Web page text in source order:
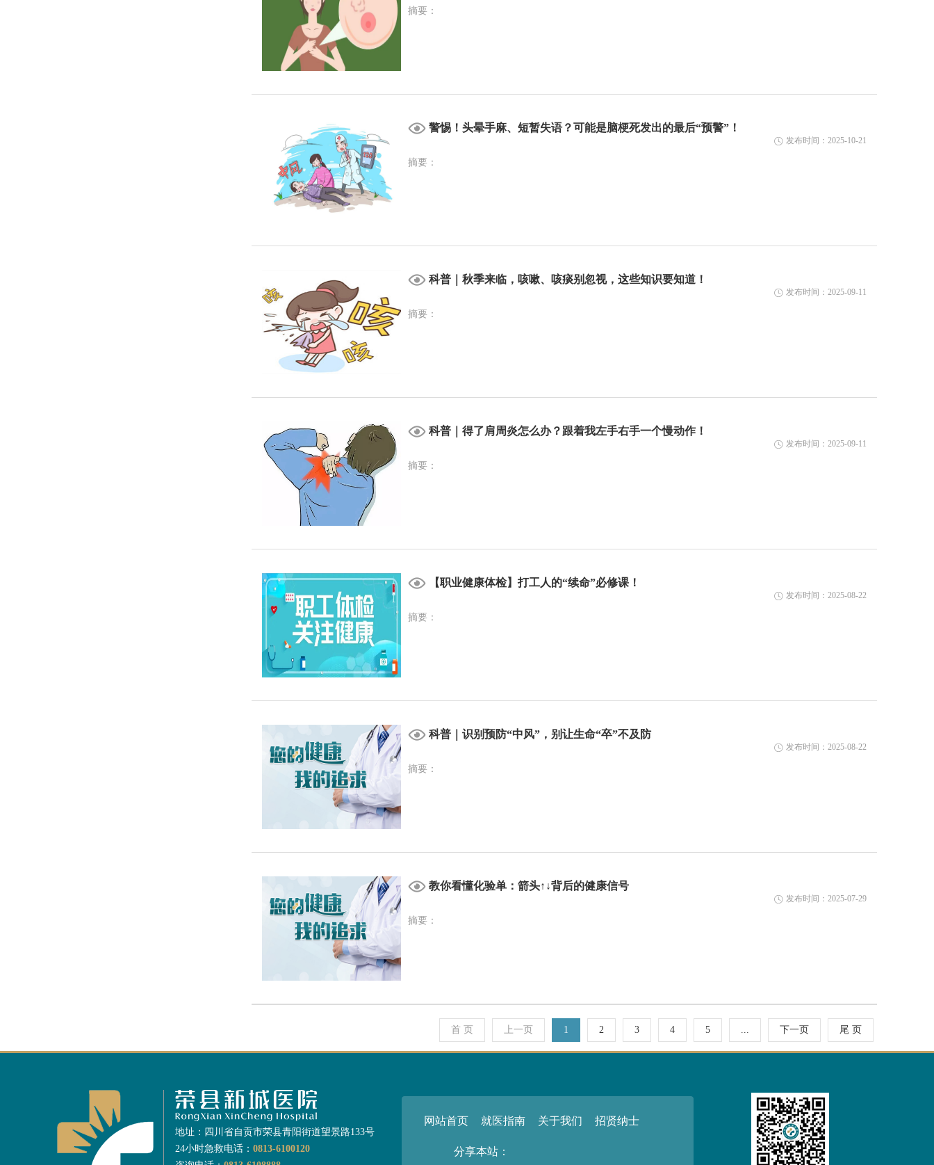
摘要：
警惕！头晕手麻、短暂失语？可能是脑梗死发出的最后“预警”！
发布时间：2025-10-21
摘要：
科普｜秋季来临，咳嗽、咳痰别忽视，这些知识要知道！
发布时间：2025-09-11
摘要：
科普｜得了肩周炎怎么办？跟着我左手右手一个慢动作！
发布时间：2025-09-11
摘要：
【职业健康体检】打工人的“续命”必修课！
发布时间：2025-08-22
摘要：
科普｜识别预防“中风”，别让生命“卒”不及防
发布时间：2025-08-22
摘要：
教你看懂化验单：箭头↑↓背后的健康信号
发布时间：2025-07-29
摘要：
首 页 上一页 1 2 3 4 5 ... 下一页 尾 页
地址：四川省自贡市荣县青阳街道望景路133号
24小时急救电话： 0813-6100120
网站首页 就医指南 关于我们 招贤纳士
分享本站：